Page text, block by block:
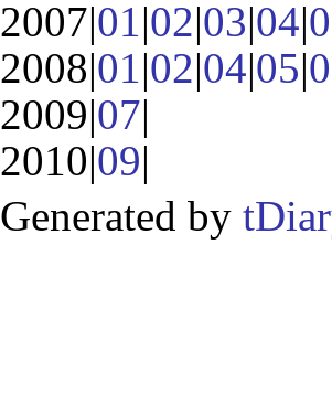
2007|01|02|03|04|
2008|01|02|04|05|
2009|07|
2010|09|
Generated by